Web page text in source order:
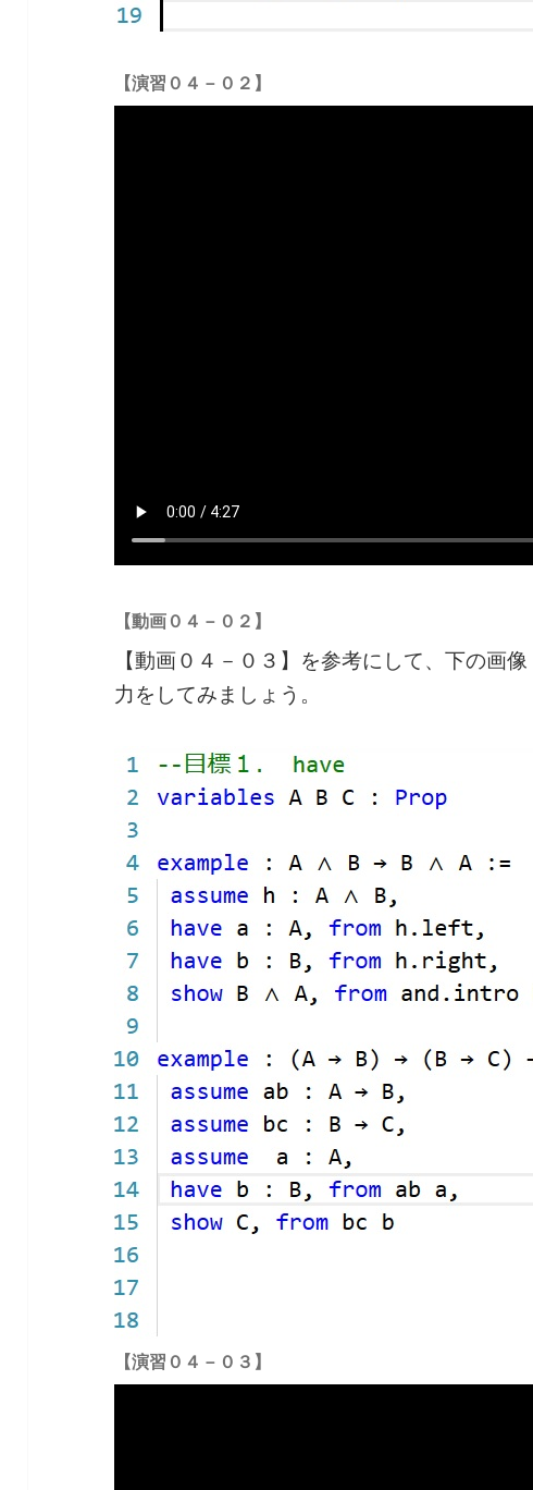
【演習０４－０２】
【動画０４－０２】
【動画０４－０３】を参考にして、下の画
力をしてみましょう。
【演習０４－０３】